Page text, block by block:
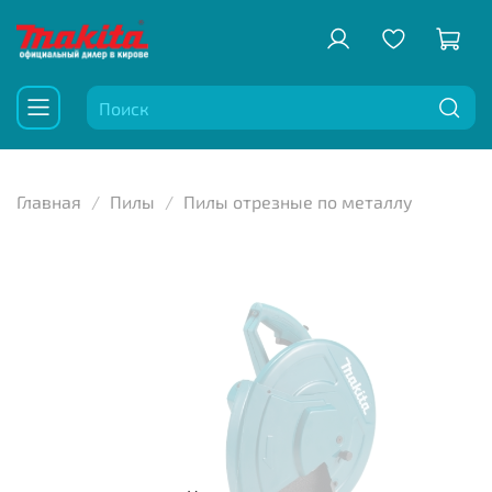
Главная Пилы Пилы отрезные по металлу